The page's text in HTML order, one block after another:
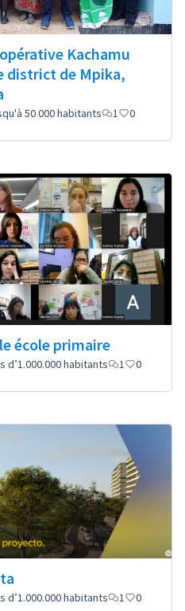
Kachamu
district de Mpika,
50 000 habitants 1 0
école primaire
d’1.000.000 habitants 1 0
d’1.000.000 habitants 1 0